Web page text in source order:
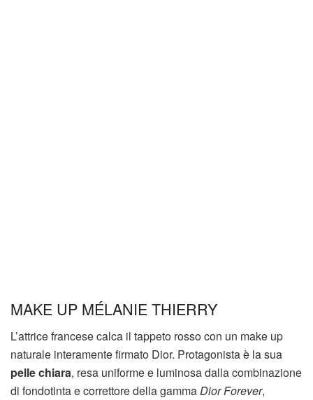
MAKE UP MÉLANIE THIERRY
L’attrice francese calca il tappeto rosso con un make up
naturale interamente firmato Dior. Protagonista è la sua
pelle chiara, resa uniforme e luminosa dalla combinazione
di fondotinta e correttore della gammaDior Forever,